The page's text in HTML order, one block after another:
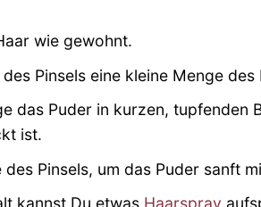
wie gewohnt.
Pinsels eine kleine Menge des
das Puder in kurzen, tupfenden
ist.
Pinsels, um das Puder sanft